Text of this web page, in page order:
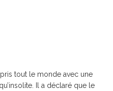
tout le monde avec une
Il a déclaré que le